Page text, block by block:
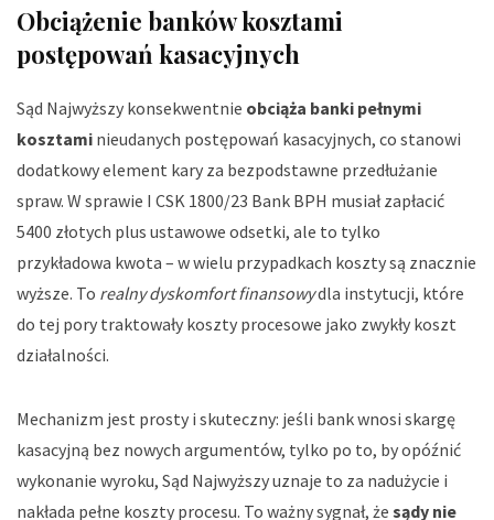
Obciążenie banków kosztami
postępowań kasacyjnych
Sąd Najwyższy konsekwentnie obciąża banki pełnymi
kosztami nieudanych postępowań kasacyjnych, co stanowi
dodatkowy element kary za bezpodstawne przedłużanie
spraw. W sprawie I CSK 1800/23 Bank BPH musiał zapłacić
5400 złotych plus ustawowe odsetki, ale to tylko
przykładowa kwota – w wielu przypadkach koszty są znacznie
wyższe. To realny dyskomfort finansowydla instytucji, które
do tej pory traktowały koszty procesowe jako zwykły koszt
działalności.
Mechanizm jest prosty i skuteczny: jeśli bank wnosi skargę
kasacyjną bez nowych argumentów, tylko po to, by opóźnić
wykonanie wyroku, Sąd Najwyższy uznaje to za nadużycie i
nakłada pełne koszty procesu. To ważny sygnał, że sądy nie